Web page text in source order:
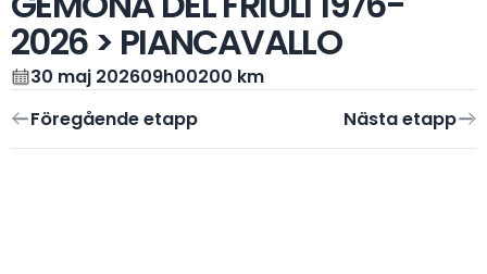
2026 > PIANCAVALLO
30 maj 202609h00200 km